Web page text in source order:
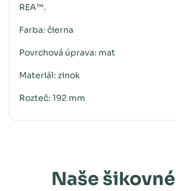
REA™.
Farba: čierna
Povrchová úprava: mat
Materiál: zinok
Rozteč: 192 mm
Naše šikovné